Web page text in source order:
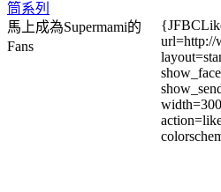
筒系列
馬上成為Supermami的
Fans
url=http://
width=300